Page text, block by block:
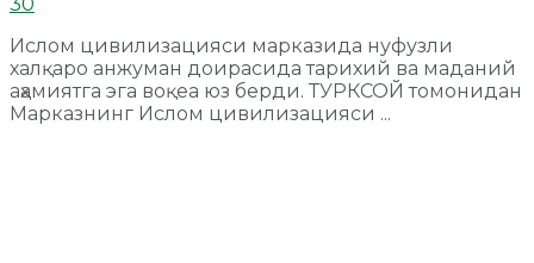
Ислом цивилизацияси марказида нуфузли
халқаро анжуман доирасида тарихий ва маданий
аҳамиятга эга воқеа юз берди. ТУРКСОЙ томонидан
Марказнинг Ислом цивилизацияси ...